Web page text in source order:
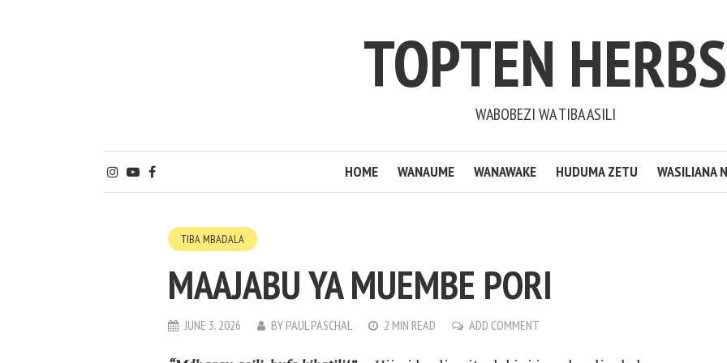
TOPTEN HERBS
WABOBEZI WA TIBA ASILI
HOME WANAUME WANAWAKE HUDUMA ZETU WASILIANA
TIBA MBADALA
MAAJABU YA MUEMBE PORI
JUNE 3, 2026 BY PAUL PASCHAL 2 MIN READ ADD COMMENT